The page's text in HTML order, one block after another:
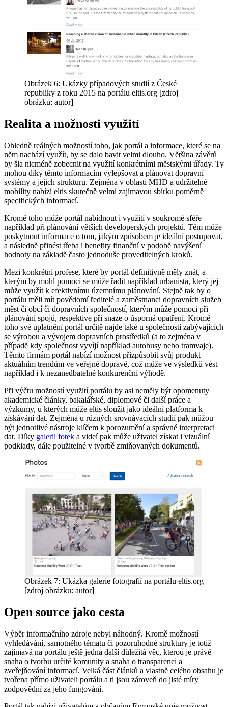
Obrázek 6: Ukázky případových studií z České
republiky z roku 2015 na portálu eltis.org [zdroj
obrázku: autor]
Realita a možnosti využití
Ohledně reálných možností toho, jak portál a informace, které se na
něm nachází využít, by se dalo bavit velmi dlouho. Většina závěrů
by šla nicméně zobecnit na využití konkrétními městskými úřady. Ty
mohou díky těmto informacím vylepšovat a plánovat dopravní
systémy a jejich strukturu. Zejména v oblasti MHD a udržitelné
mobility nabízí eltis skutečně velmi zajímavou sbírku poměrně
specifických informací.
Kromě toho může portál nabídnout i využití v soukromé sféře
například při plánování větších developerských projektů. Těm může
poskytnout informace o tom, jakým způsobem je ideální postupovat,
a následně přinést třeba i benefity finanční v podobě navýšení
hodnoty na základě často jednoduše proveditelných kroků.
Mezi konkrétní profese, které by portál definitivně měly znát, a
kterým by mohl pomoci se může řadit například urbanista, který jej
může využít k efektivnímu územnímu plánování. Stejně tak by o
portálu měli mít povědomí ředitelé a zaměstnanci dopravních služeb
měst či obcí či dopravních společností, kterým může pomoci při
plánování spojů, respektive při snaze o úsporná opatření. Kromě
toho své uplatnění portál určitě najde také u společností zabývajících
se výrobou a vývojem dopravních prostředků (a to zejména v
případě kdy společnost vyvíjí například autobusy nebo tramvaje).
Těmto firmám portál nabízí možnost přizpůsobit svůj produkt
aktuálním trendům ve veřejné dopravě, což může ve výsledků vést
například i k nezanedbatelné konkurenční výhodě.
Při výčtu možností využití portálu by asi neměly být opomenuty
akademické články, bakalářské, diplomové či další práce a
výzkumy, u kterých může eltis sloužit jako ideální platforma k
získávání dat. Zejména u různých srovnávacích studií pak můžou
být jednotlivé nástroje klíčem k porozumění a správné interpretaci
dat. Díky galerii fotek a videí pak může uživatel získat i vizuální
podklady, dále použitelné v tvorbě zmiňovaných dokumentů.
Obrázek 7: Ukázka galerie fotografií na portálu eltis.org
[zdroj obrázku: autor]
Open source jako cesta
Výběr informačního zdroje nebyl náhodný. Kromě možností
vyhledávání, samotného tématu či pozoruhodné struktury je totiž
zajímavá na portálu ještě jedna další důležitá věc, kterou je právě
snaha o tvorbu určitě komunity a snaha o transparenci a
zveřejňování informací. Velká část článků a vlastně celého obsahu je
tvořena přímo uživateli portálu a ti jsou zároveň do jisté míry
zodpovědní za jeho fungování.